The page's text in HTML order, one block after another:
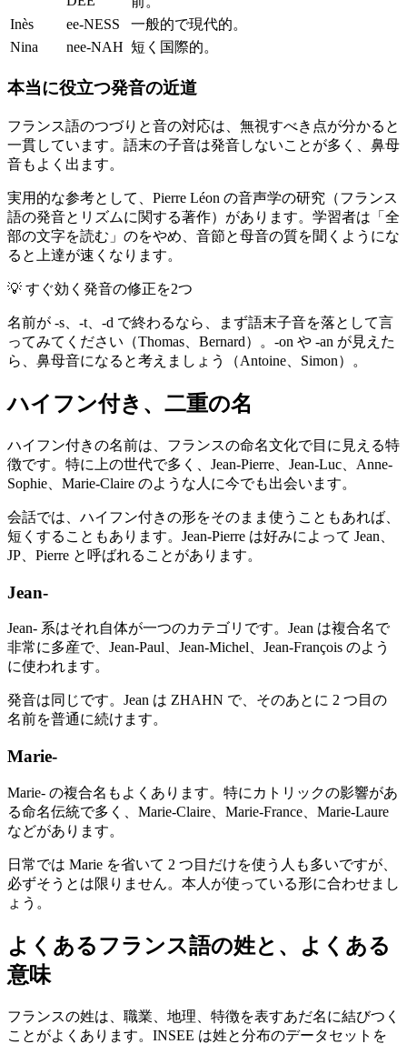
Inès
ee-NESS
一般的で現代的。
Nina
nee-NAH 短く国際的。
本当に役立つ発音の近道
フランス語のつづりと音の対応は、無視すべき点が分かると
一貫しています。語末の子音は発音しないことが多く、鼻母
音もよく出ます。
実用的な参考として、Pierre Léon の音声学の研究（フランス
語の発音とリズムに関する著作）があります。学習者は「全
部の文字を読む」のをやめ、音節と母音の質を聞くようにな
ると上達が速くなります。
💡 すぐ効く発音の修正を2つ
名前が -s、-t、-d で終わるなら、まず語末子音を落として言
ってみてください（Thomas、Bernard）。-on や -an が見えた
ら、鼻母音になると考えましょう（Antoine、Simon）。
ハイフン付き、二重の名
ハイフン付きの名前は、フランスの命名文化で目に見える特
徴です。特に上の世代で多く、Jean-Pierre、Jean-Luc、Anne-
Sophie、Marie-Claire のような人に今でも出会います。
会話では、ハイフン付きの形をそのまま使うこともあれば、
短くすることもあります。Jean-Pierre は好みによって Jean、
JP、Pierre と呼ばれることがあります。
Jean-
Jean- 系はそれ自体が一つのカテゴリです。Jean は複合名で
非常に多産で、Jean-Paul、Jean-Michel、Jean-François のよう
に使われます。
発音は同じです。Jean は ZHAHN で、そのあとに 2 つ目の
名前を普通に続けます。
Marie-
Marie- の複合名もよくあります。特にカトリックの影響があ
る命名伝統で多く、Marie-Claire、Marie-France、Marie-Laure
などがあります。
日常では Marie を省いて 2 つ目だけを使う人も多いですが、
必ずそうとは限りません。本人が使っている形に合わせまし
ょう。
よくあるフランス語の姓と、よくある
意味
フランスの姓は、職業、地理、特徴を表すあだ名に結びつく
ことがよくあります。INSEE は姓と分布のデータセットを